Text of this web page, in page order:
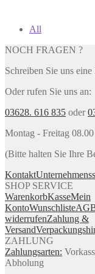
All
NOCH FRAGEN ?
Schreiben Sie uns
Oder rufen Sie uns an:
03628. 616 835 oder
Montag - Freitag
(Bitte halten Sie Ihre
Kontakt
SHOP SERVICE
WarenkorbKasseMein
KontoWunschliste
widerrufenZahlung &
Versand
ZAHLUNG
Zahlungsarten:
Abholung